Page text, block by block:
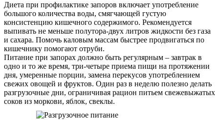
Диета при профилактике запоров включает употребление
большого количества воды, смягчающей густую
консистенцию кишечного содержимого. Рекомендуется
выпивать не меньше полутора-двух литров жидкости без газа
и сахара. Помочь каловым массам быстрее продвигаться по
кишечнику помогают отруби.
Питание при запорах должно быть регулярным – завтрак в
одно и то же время, три-четыре приема пищи на протяжении
дня, умеренные порции, замена перекусов употреблением
свежих овощей и фруктов. Один раз в неделю полезно делать
разгрузочные дни, ограничивая рацион питьем свежевыжатых
соков из моркови, яблок, свеклы.